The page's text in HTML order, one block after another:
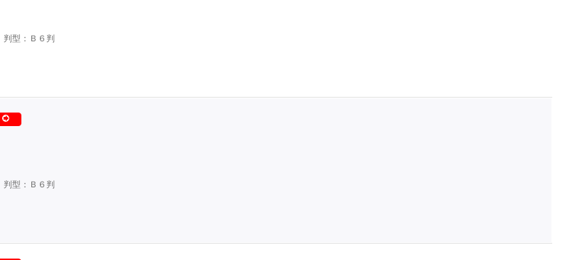
判型：Ｂ６判
判型：Ｂ６判